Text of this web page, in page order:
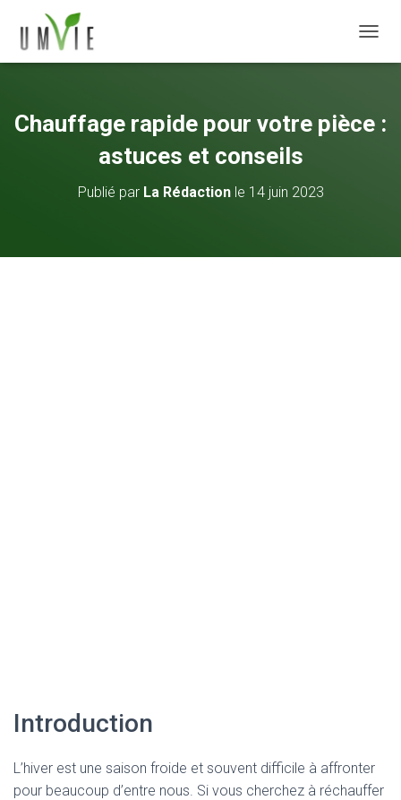
Chauffage rapide pour votre pièce :
astuces et conseils
Publié par La Rédactionle 14 juin 2023
Introduction
L’hiver est une saison froide et souvent difficile à affronter
pour beaucoup d’entre nous. Si vous cherchez à réchauffer